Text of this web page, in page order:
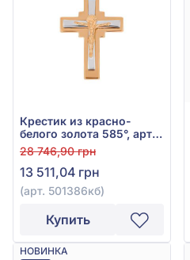
Крестик из красно-
белого золота 585°, арт.
501386кб
28 746,90 грн
13 511,04 грн
(арт. 501386кб)
Купить
НОВИНКА